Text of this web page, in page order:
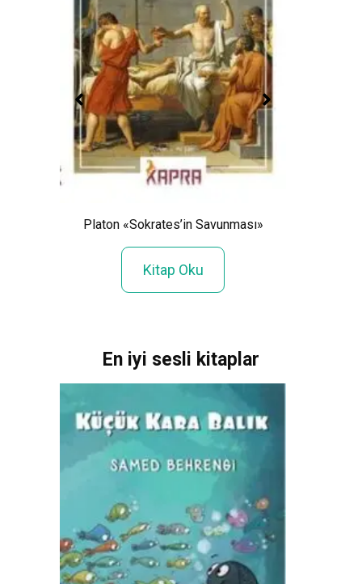
Platon «Sokrates’in Savunması»
Kitap Oku
En iyi sesli kitaplar